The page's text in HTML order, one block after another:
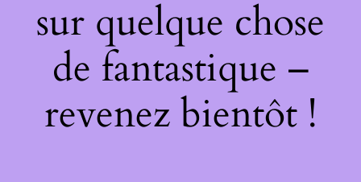
sur quelque chose
de fantastique –
revenez bientôt !